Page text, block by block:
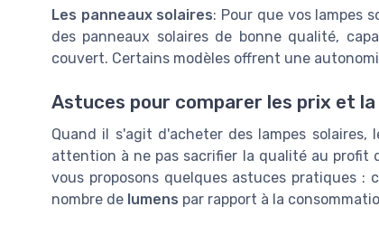
Les panneaux solaires: Pour que vos lampes
des panneaux solaires de bonne qualité,
couvert. Certains modèles offrent une
Astuces pour comparer les prix et
Quand il s'agit d'acheter des lampes solaires,
attention à ne pas sacrifier la qualité au profit
vous proposons quelques astuces pratiques
nombre de lumens par rapport à la